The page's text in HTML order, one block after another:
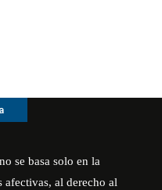
se basa solo en la
afectivas, al derecho al